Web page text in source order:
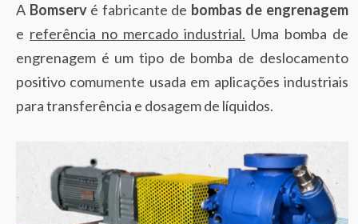
A Bomservé fabricante de bombas de engrenagem
e referência no mercado industrial. Uma bomba de
engrenagem é um tipo de bomba de deslocamento
positivo comumente usada em aplicações industriais
para transferência e dosagem de líquidos.